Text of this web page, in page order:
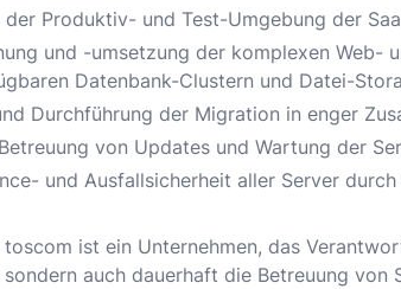
Produktiv- und Test-Umgebung der
und -umsetzung der komplexen Web-
Datenbank-Clustern und Datei-
Durchführung der Migration in enger
von Updates und Wartung der
und Ausfallsicherheit aller Server
toscom ist ein Unternehmen, das
sondern auch dauerhaft die Betreuung von